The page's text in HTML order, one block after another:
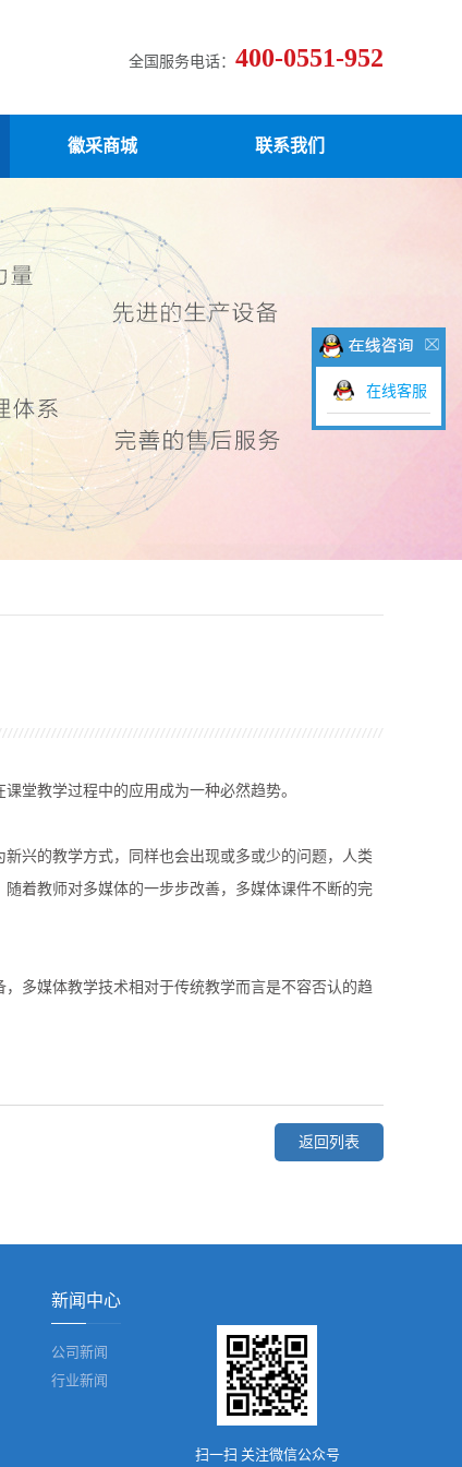
在线客服
全国服务电话： 400-0551-952
徽采商城 联系我们
堂教学过程中的应用成为一种必然趋势。
兴的教学方式，同样也会出现或多或少的问题，人类
着教师对多媒体的一步步改善，多媒体课件不断的完
多媒体教学技术相对于传统教学而言是不容否认的趋
返回列表
新闻中心
公司新闻
行业新闻
扫一扫 关注微信公众号